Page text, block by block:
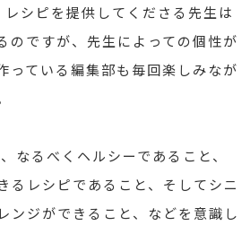
レシピを提供してくださる先生は
のですが、先生によっての個性が
っている編集部も毎回楽しみなが
なるべくヘルシーであること、
るレシピであること、そしてシニ
ンジができること、などを意識し